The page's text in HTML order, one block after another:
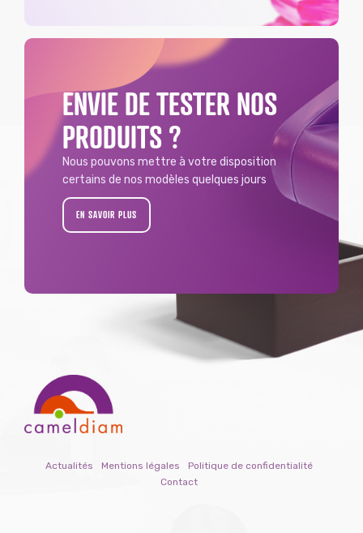
ENVIE DE TESTER NOS
PRODUITS ?
Nous pouvons mettre à votre disposition
certains de nos modèles quelques jours
EN SAVOIR PLUS
Actualités Mentions légales
Politique de confidentialité
Contact